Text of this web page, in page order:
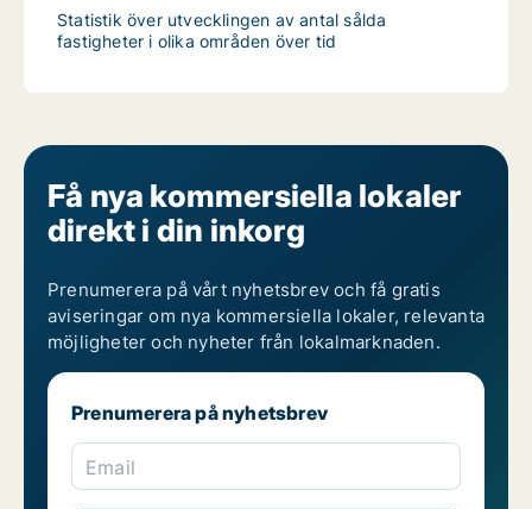
Statistik över utvecklingen av antal sålda
fastigheter i olika områden över tid
Få nya kommersiella lokaler
direkt i din inkorg
Prenumerera på vårt nyhetsbrev och få gratis
aviseringar om nya kommersiella lokaler, relevanta
möjligheter och nyheter från lokalmarknaden.
Prenumerera på nyhetsbrev
Email